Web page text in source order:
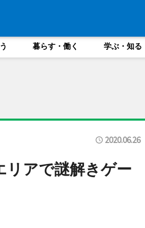
暮らす・働く 学ぶ・知る
2020.06.26
リアで謎解きゲー